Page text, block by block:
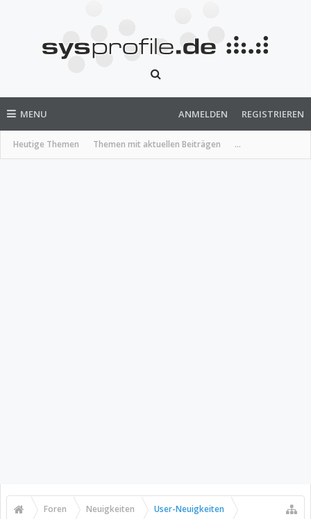
MENU
Heutige Themen Themen mit aktuellen Beiträgen ...
ANMELDEN REGISTRIEREN
Foren Neuigkeiten User-Neuigkeiten